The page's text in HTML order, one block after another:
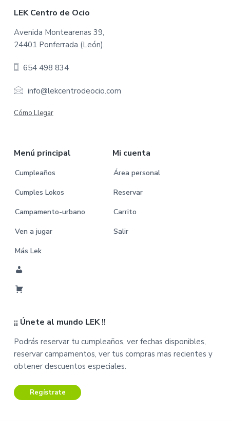
LEK Centro de Ocio
Avenida Montearenas 39,
24401 Ponferrada (León).
654 498 834
info@lekcentrodeocio.com
Cómo Llegar
Menú principal
Cumpleaños
Cumples Lokos
Campamento-urbano
Ven a jugar
Más Lek
e
n
r
i
t
o
Mi cuenta
Área personal
Reservar
Carrito
Salir
¡¡ Únete al mundo LEK !!
Podrás reservar tu cumpleaños, ver fechas disponibles,
reservar campamentos, ver tus compras mas recientes y
obtener descuentos especiales.
Regístrate